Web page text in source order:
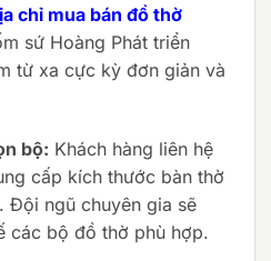
chỉ mua bán đồ thờ
sứ Hoàng Phát triển
từ xa cực kỳ đơn giản và
bộ: Khách hàng liên hệ
cấp kích thước bàn thờ
Đội ngũ chuyên gia sẽ
các bộ đồ thờ phù hợp.